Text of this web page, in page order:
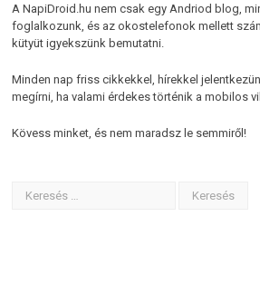
A NapiDroid.hu nem csak egy Andriod blog,
foglalkozunk, és az okostelefonok mellett
kütyüt igyekszünk bemutatni.
Minden nap friss cikkekkel, hírekkel
megírni, ha valami érdekes történik a mobilos
Kövess minket, és nem maradsz le semmiről!